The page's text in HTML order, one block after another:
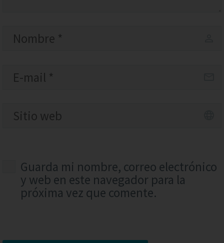
Guarda mi nombre, correo electrónico
y web en este navegador para la
próxima vez que comente.